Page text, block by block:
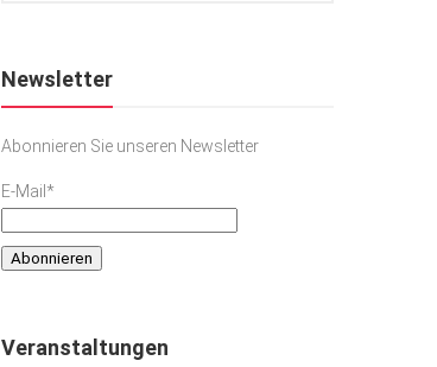
Newsletter
Abonnieren Sie unseren Newsletter
E-Mail*
Veranstaltungen